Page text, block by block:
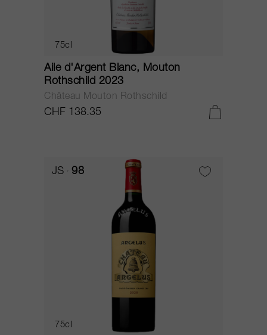
75cl
Aile d'Argent Blanc, Mouton
Rothschild 2023
Château Mouton Rothschild
CHF 138.35
JS 98
75cl